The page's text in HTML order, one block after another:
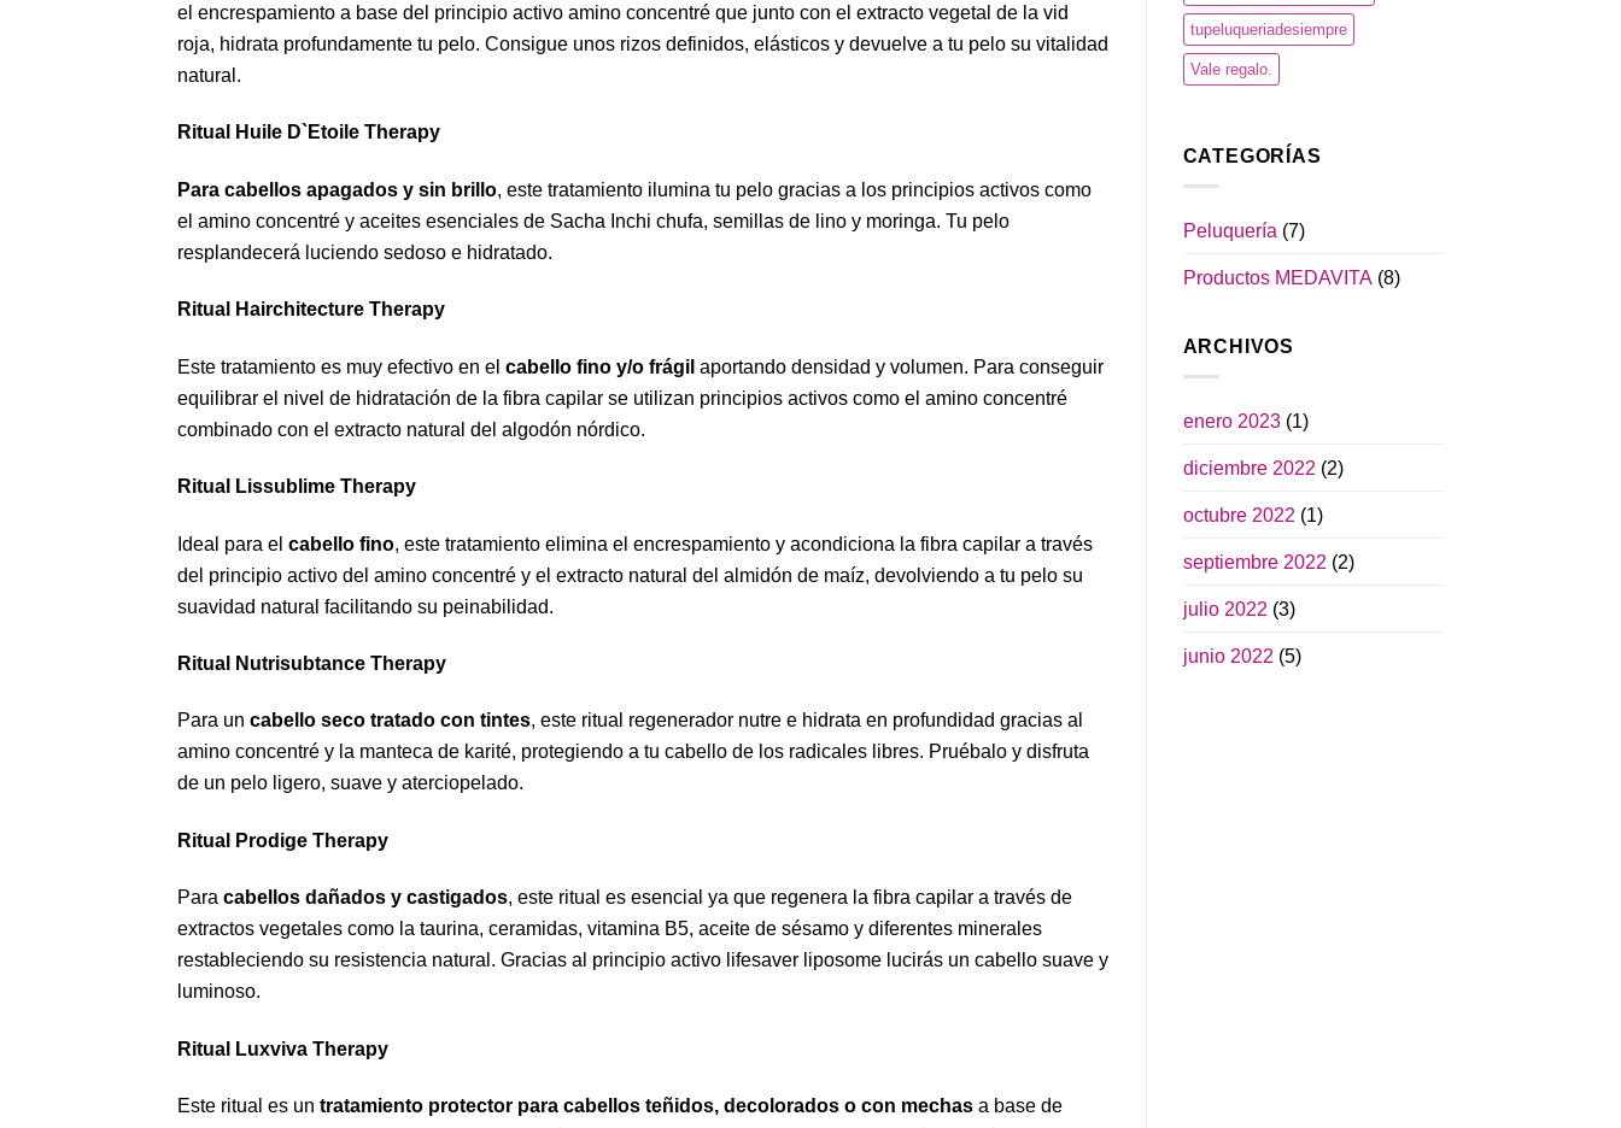
el encrespamiento a base del principio activo amino concentré que junto con el extracto vegetal de la vid
roja, hidrata profundamente tu pelo. Consigue unos rizos definidos, elásticos y devuelve a tu pelo su vitalidad
natural.
Ritual Huile D`Etoile Therapy
Para cabellos apagados y sin brillo, este tratamiento ilumina tu pelo gracias a los principios activos como
el amino concentré y aceites esenciales de Sacha Inchi chufa, semillas de lino y moringa. Tu pelo
resplandecerá luciendo sedoso e hidratado.
Ritual Hairchitecture Therapy
Este tratamiento es muy efectivo en el cabello fino y/o frágil aportando densidad y volumen. Para conseguir
equilibrar el nivel de hidratación de la fibra capilar se utilizan principios activos como el amino concentré
combinado con el extracto natural del algodón nórdico.
Ritual Lissublime Therapy
Ideal para el cabello fino , este tratamiento elimina el encrespamiento y acondiciona la fibra capilar a través
del principio activo del amino concentré y el extracto natural del almidón de maíz, devolviendo a tu pelo su
suavidad natural facilitando su peinabilidad.
Ritual Nutrisubtance Therapy
Para un cabello seco tratado con tintes, este ritual regenerador nutre e hidrata en profundidad gracias al
amino concentré y la manteca de karité, protegiendo a tu cabello de los radicales libres. Pruébalo y disfruta
de un pelo ligero, suave y aterciopelado.
Ritual Prodige Therapy
Para cabellos dañados y castigados, este ritual es esencial ya que regenera la fibra capilar a través de
extractos vegetales como la taurina, ceramidas, vitamina B5, aceite de sésamo y diferentes minerales
restableciendo su resistencia natural. Gracias al principio activo lifesaver liposome lucirás un cabello suave y
luminoso.
Ritual Luxviva Therapy
Este ritual es un tratamiento protector para cabellos teñidos, decolorados o con mechas a base de
tupeluqueriadesiempre
Vale regalo.
CATEGORÍAS
Peluquería (7)
Productos MEDAVITA(8)
ARCHIVOS
enero 2023(1)
diciembre 2022 (2)
octubre 2022 (1)
septiembre 2022 (2)
julio 2022 (3)
junio 2022 (5)